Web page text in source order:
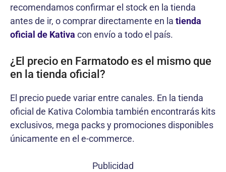
recomendamos confirmar el stock en la tienda
antes de ir, o comprar directamente en la tienda
oficial de Kativa con envío a todo el país.
¿El precio en Farmatodo es el mismo que
en la tienda oficial?
El precio puede variar entre canales. En la tienda
oficial de Kativa Colombia también encontrarás kits
exclusivos, mega packs y promociones disponibles
únicamente en el e-commerce.
Publicidad